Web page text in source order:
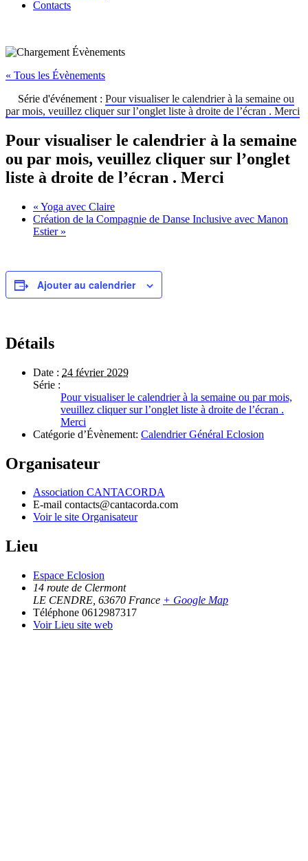
Contacts
« Tous les Évènements
Série d'événement : Pour visualiser le calendrier à la semaine ou
par mois, veuillez cliquer sur l’onglet liste à droite de l’écran . Merci
Pour visualiser le calendrier à la semaine
ou par mois, veuillez cliquer sur l’onglet
liste à droite de l’écran . Merci
« Yoga avec Claire
Création de la Compagnie de Danse Inclusive avec Manon
Estier »
Ajouter au calendrier
Détails
Date : 24 février 2029
Série :
Pour visualiser le calendrier à la semaine ou par mois,
veuillez cliquer sur l’onglet liste à droite de l’écran .
Merci
Catégorie d’Évènement: Calendrier Général Eclosion
Organisateur
Association CANTACORDA
E-mail contacts@cantacorda.com
Voir le site Organisateur
Lieu
Espace Eclosion
14 route de Clermont
LE CENDRE 63670 France + Google Map
Téléphone 0612987317
Voir Lieu site web